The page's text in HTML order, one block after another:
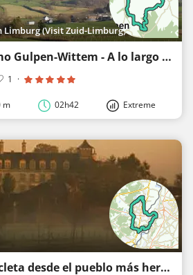
Limburg (Visit Zuid-Limburg)
Ruta de senderismo Gulpen-Wittem - A lo largo del Geul cerca de Mechelen
1 ·
m 02h42 Extreme
Montando en bicicleta desde el pueblo más hermoso junto al agua